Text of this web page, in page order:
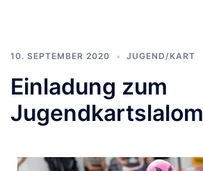
10. SEPTEMBER 2020 JUGEND/KART
Einladung zum
Jugendkartslalom